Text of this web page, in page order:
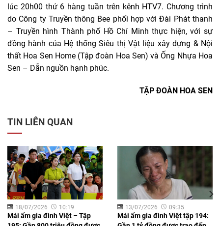
lúc 20h00 thứ 6 hàng tuần trên kênh HTV7. Chương trình
do Công ty Truyền thông Bee phối hợp vớiĐài Phát thanh
– Truyền hình Thành phố Hồ Chí Minh thực hiện, với sự
đồng hành của Hệ thống Siêu thị Vật liệu xây dựng & Nội
thất Hoa Sen Home (Tập đoàn Hoa Sen) và Ống Nhựa Hoa
Sen – Dẫn nguồn hạnh phúc.
TẬP ĐOÀN HOA SEN
TIN LIÊN QUAN
18/07/2026 10:19
Mái ấm gia đình Việt – Tập
13/07/2026 09:35
Mái ấm gia đình Việt tập 194: